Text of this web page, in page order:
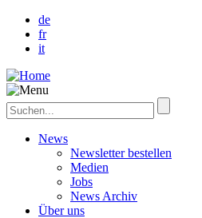
de
fr
it
News
Newsletter bestellen
Medien
Jobs
News Archiv
Über uns